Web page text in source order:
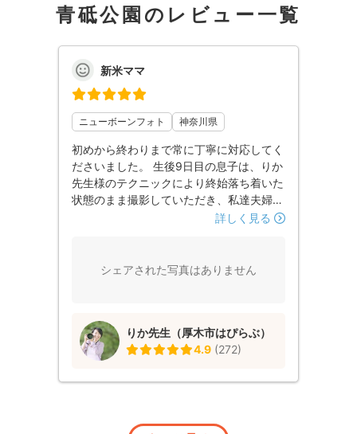
青砥公園のレビュー一覧
新米ママ
ニューボーンフォト 神奈川県
初めから終わりまで常に丁寧に対応してく
ださいました。 生後9日目の息子は、りか
先生様のテクニックにより終始落ち着いた
状態のまま撮影していただき、私達夫婦も
りか先生様の話術により緊張をほぐしてい
っていただけて、非常に満足です。この度
詳しく見る
シェアされた写真はありません
りか先生（厚木市はぴらぶ）
4.9 (272)